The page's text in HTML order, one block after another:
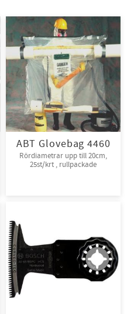
ABT Glovebag 4460
Rördiametrar upp till 20cm,
25st/krt , rullpackade